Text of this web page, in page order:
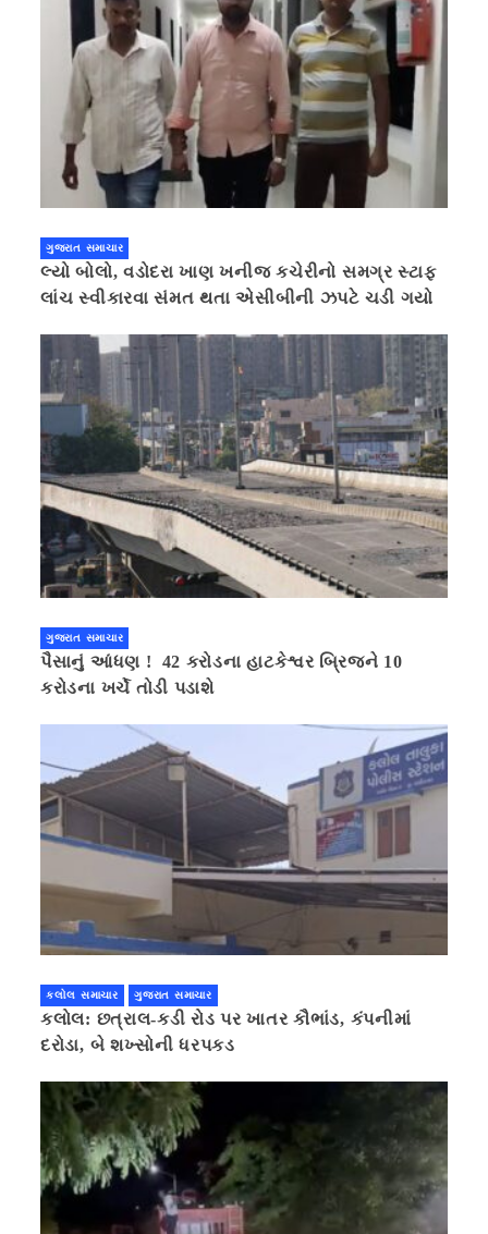
ગુજરાત સમાચાર
લ્યો બોલો, વડોદરા ખાણ ખનીજ કચેરીનો સમગ્ર સ્ટાફ
લાંચ સ્વીકારવા સંમત થતા એસીબીની ઝપટે ચડી ગયો
ગુજરાત સમાચાર
પૈસાનું આંધણ ! 42 કરોડના હાટકેશ્વર બ્રિજને 10
કરોડના ખર્ચે તોડી પડાશે
કલોલ સમાચાર ગુજરાત સમાચાર
કલોલ: છત્રાલ-કડી રોડ પર ખાતર કૌભાંડ, કંપનીમાં
દરોડા, બે શખ્સોની ધરપકડ